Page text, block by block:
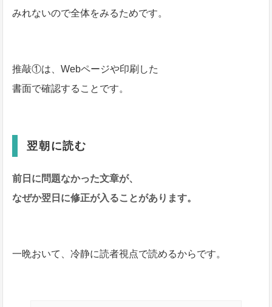
みれないので全体をみるためです。
推敲①は、Webページや印刷した
書面で確認することです。
翌朝に読む
前日に問題なかった文章が、
なぜか翌日に修正が入ることがあります。
一晩おいて、冷静に読者視点で読めるからです。